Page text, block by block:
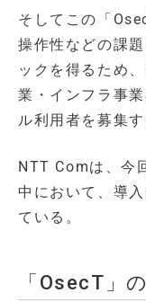
そしてこの「
操作性などの課
ックを得るため
業・インフラ事
ル利用者を募集す
NTT Comは、今
中において、導
ている。
「OsecT」